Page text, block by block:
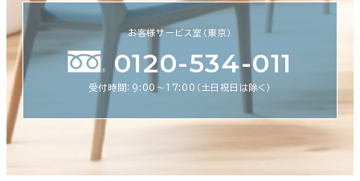
お客様サービス室（東京）
0120-534-011
受付時間：9:00〜17:00（土日祝日は除く）